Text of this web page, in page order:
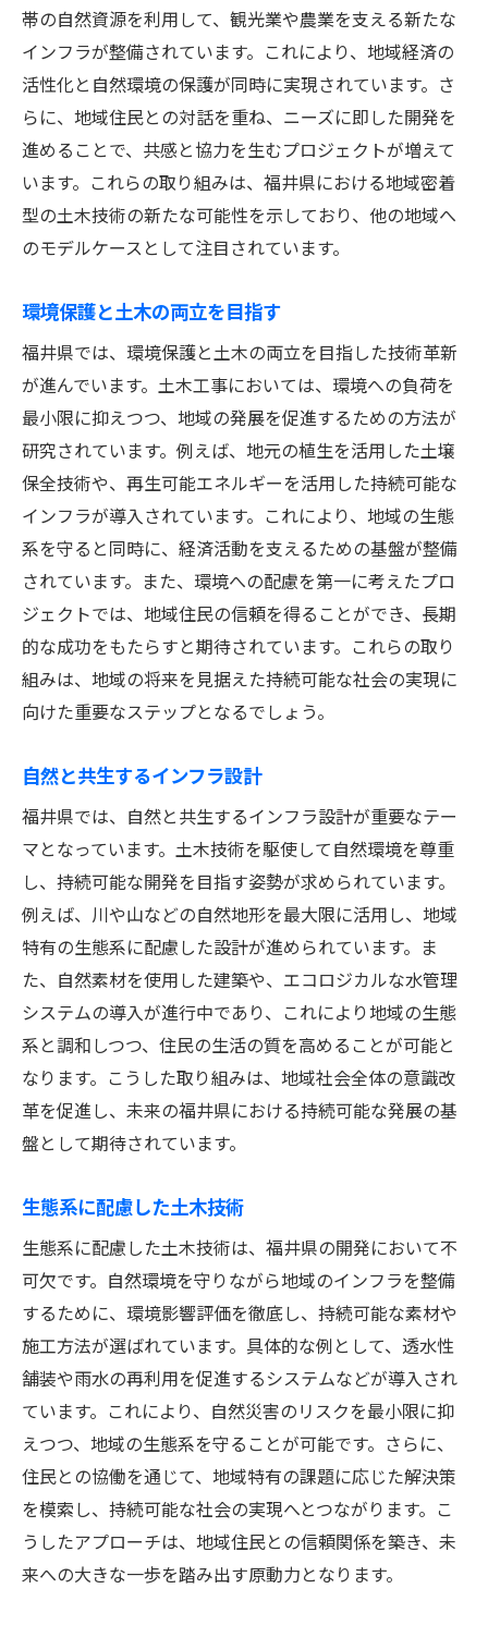
帯の自然資源を利用して、観光業や農業を支える新たな
インフラが整備されています。これにより、地域経済の
活性化と自然環境の保護が同時に実現されています。さ
らに、地域住民との対話を重ね、ニーズに即した開発を
進めることで、共感と協力を生むプロジェクトが増えて
います。これらの取り組みは、福井県における地域密着
型の土木技術の新たな可能性を示しており、他の地域へ
のモデルケースとして注目されています。
環境保護と土木の両立を目指す
福井県では、環境保護と土木の両立を目指した技術革新
が進んでいます。土木工事においては、環境への負荷を
最小限に抑えつつ、地域の発展を促進するための方法が
研究されています。例えば、地元の植生を活用した土壌
保全技術や、再生可能エネルギーを活用した持続可能な
インフラが導入されています。これにより、地域の生態
系を守ると同時に、経済活動を支えるための基盤が整備
されています。また、環境への配慮を第一に考えたプロ
ジェクトでは、地域住民の信頼を得ることができ、長期
的な成功をもたらすと期待されています。これらの取り
組みは、地域の将来を見据えた持続可能な社会の実現に
向けた重要なステップとなるでしょう。
自然と共生するインフラ設計
福井県では、自然と共生するインフラ設計が重要なテー
マとなっています。土木技術を駆使して自然環境を尊重
し、持続可能な開発を目指す姿勢が求められています。
例えば、川や山などの自然地形を最大限に活用し、地域
特有の生態系に配慮した設計が進められています。ま
た、自然素材を使用した建築や、エコロジカルな水管理
システムの導入が進行中であり、これにより地域の生態
系と調和しつつ、住民の生活の質を高めることが可能と
なります。こうした取り組みは、地域社会全体の意識改
革を促進し、未来の福井県における持続可能な発展の基
盤として期待されています。
生態系に配慮した土木技術
生態系に配慮した土木技術は、福井県の開発において不
可欠です。自然環境を守りながら地域のインフラを整備
するために、環境影響評価を徹底し、持続可能な素材や
施工方法が選ばれています。具体的な例として、透水性
舗装や雨水の再利用を促進するシステムなどが導入され
ています。これにより、自然災害のリスクを最小限に抑
えつつ、地域の生態系を守ることが可能です。さらに、
住民との協働を通じて、地域特有の課題に応じた解決策
を模索し、持続可能な社会の実現へとつながります。こ
うしたアプローチは、地域住民との信頼関係を築き、未
来への大きな一歩を踏み出す原動力となります。